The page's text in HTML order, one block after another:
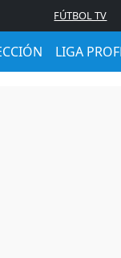
FÚTBOL TV
LIGA